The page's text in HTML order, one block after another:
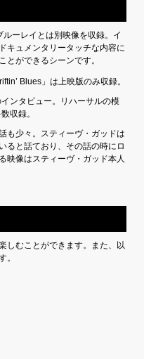
ーレイとは別映像を収録。イ
キュメンタリータッチな内容に
とができるシーンです。
Blues」は上映版のみ収録。
ンタビュー。リハーサルの模
収録。
も少々。スティーヴ・ガッドは
ると話ており、その話の時にロ
映像はスティーヴ・ガッド本人
しむことができます。また、以
。